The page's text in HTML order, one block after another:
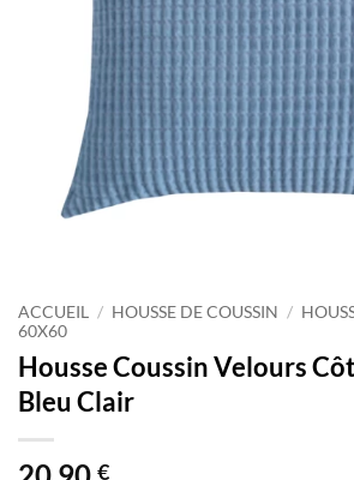
ACCUEIL / HOUSSE DE COUSSIN /
60X60
Housse Coussin Velours
Bleu Clair
€